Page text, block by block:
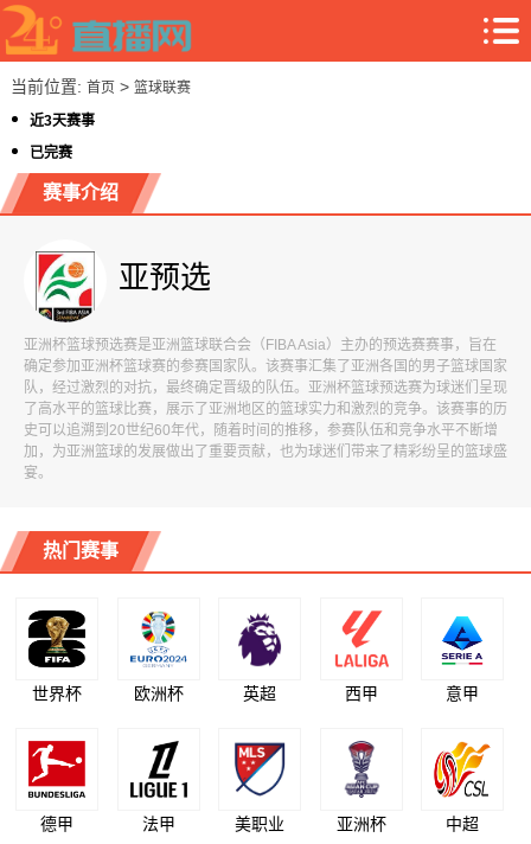
当前位置: 首页> 篮球联赛
近3天赛事
已完赛
赛事介绍
亚预选
亚洲杯篮球预选赛是亚洲篮球联合会（FIBA Asia）主办的预选赛赛事，旨在
确定参加亚洲杯篮球赛的参赛国家队。该赛事汇集了亚洲各国的男子篮球国家
队，经过激烈的对抗，最终确定晋级的队伍。亚洲杯篮球预选赛为球迷们呈现
了高水平的篮球比赛，展示了亚洲地区的篮球实力和激烈的竞争。该赛事的历
史可以追溯到20世纪60年代，随着时间的推移，参赛队伍和竞争水平不断增
加，为亚洲篮球的发展做出了重要贡献，也为球迷们带来了精彩纷呈的篮球盛
宴。
热门赛事
世界杯 欧洲杯 英超 西甲 意甲
德甲 法甲 美职业 亚洲杯 中超